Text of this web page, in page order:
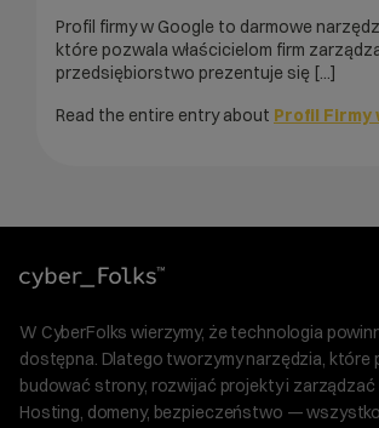
Profil firmy w Google to darmowe
które pozwala właścicielom firm
przedsiębiorstwo prezentuje się [...]
Read the entire entry about Profil Firmy
W CyberFolks wierzymy, że technologia
dostępna. Dlatego tworzymy narzędzia, które
budować strony, rozwijać projekty i zarządzać
Hosting, domeny, bezpieczeństwo —